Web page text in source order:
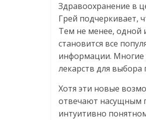
Здравоохранение в
Грей подчеркивает,
Тем не менее, одной
становится все
информации. Многие
лекарств для выбора
Хотя эти новые
отвечают насущным
интуитивно